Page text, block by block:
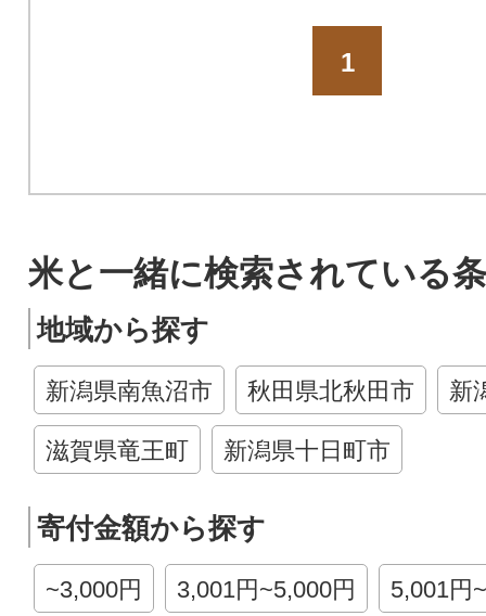
1
米と一緒に検索されている
地域から探す
新潟県南魚沼市 秋田県北秋田市 新
滋賀県竜王町 新潟県十日町市
寄付金額から探す
~3,000円 3,001円~5,000円 5,001円